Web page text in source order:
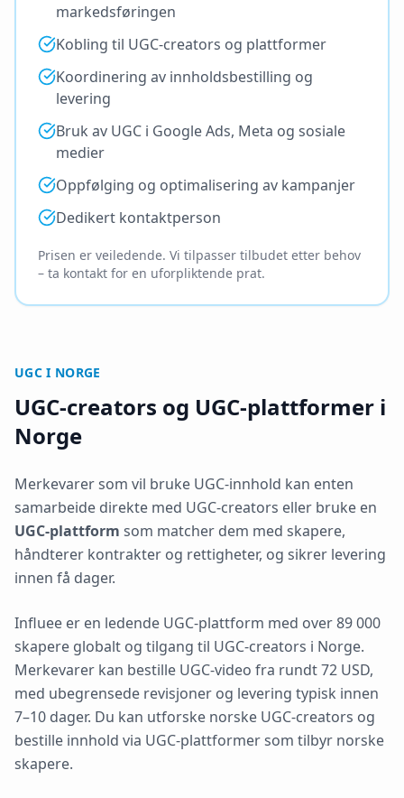
markedsføringen
Kobling til UGC-creators og plattformer
Koordinering av innholdsbestilling og
levering
Bruk av UGC i Google Ads, Meta og sosiale
medier
Oppfølging og optimalisering av kampanjer
Dedikert kontaktperson
Prisen er veiledende. Vi tilpasser tilbudet etter behov
– ta kontakt for en uforpliktende prat.
UGC I NORGE
UGC-creators og UGC-plattformer i
Norge
Merkevarer som vil bruke UGC-innhold kan enten
samarbeide direkte med UGC-creators eller bruke en
UGC-plattform som matcher dem med skapere,
håndterer kontrakter og rettigheter, og sikrer levering
innen få dager.
Influee er en ledende UGC-plattform med over 89 000
skapere globalt og tilgang til UGC-creators i Norge.
Merkevarer kan bestille UGC-video fra rundt 72 USD,
med ubegrensede revisjoner og levering typisk innen
7–10 dager. Du kan utforske norske UGC-creators og
bestille innhold via UGC-plattformer som tilbyr norske
skapere.